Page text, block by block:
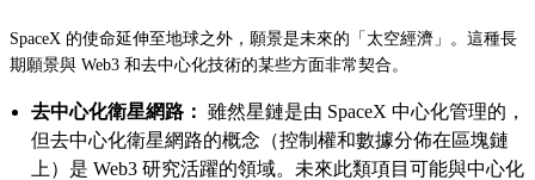
SpaceX 的使命延伸至地球之外，願景是未來的「太空經濟」。這種長
期願景與 Web3 和去中心化技術的某些方面非常契合。
去中心化衛星網路： 雖然星鏈是由 SpaceX 中心化管理的，
但去中心化衛星網路的概念（控制權和數據分佈在區塊鏈
上）是 Web3 研究活躍的領域。未來此類項目可能與中心化